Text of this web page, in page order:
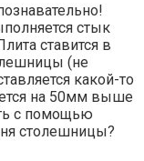
стык
ставится в
(не
какой-то
на 50мм выше
с помощью
столешницы?